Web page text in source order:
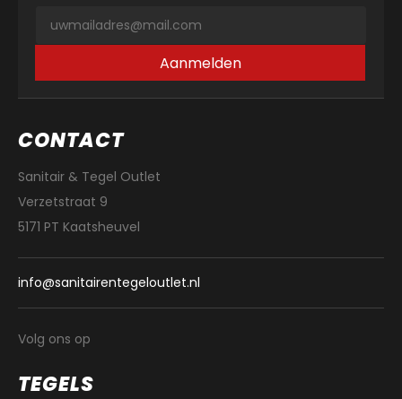
Aanmelden
CONTACT
Sanitair & Tegel Outlet
Verzetstraat 9
5171 PT Kaatsheuvel
info@sanitairentegeloutlet.nl
Volg ons op
TEGELS